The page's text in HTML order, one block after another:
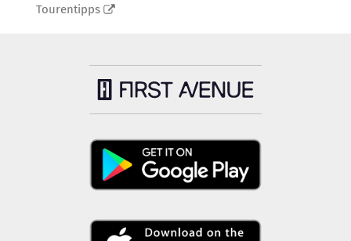
Tourentipps